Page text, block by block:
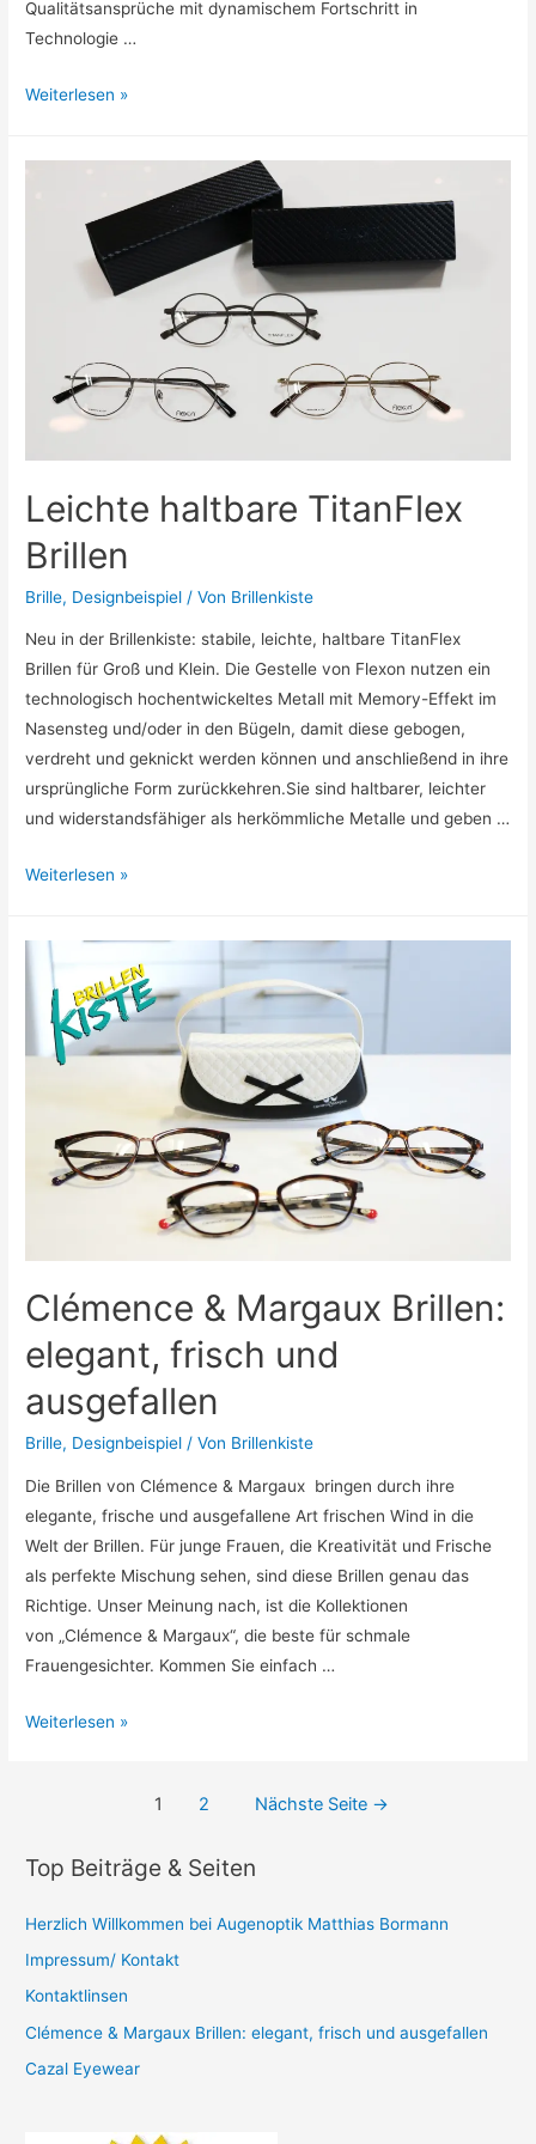
Qualitätsansprüche mit dynamischem Fortschritt in
Technologie …
neubau
Weiterlesen »
Leichte haltbare TitanFlex
Brillen
Brille, Designbeispiel / Von Brillenkiste
Neu in der Brillenkiste: stabile, leichte, haltbare TitanFlex
Brillen für Groß und Klein. Die Gestelle von Flexon nutzen ein
technologisch hochentwickeltes Metall mit Memory-Effekt im
Nasensteg und/oder in den Bügeln, damit diese gebogen,
verdreht und geknickt werden können und anschließend in ihre
ursprüngliche Form zurückkehren.Sie sind haltbarer, leichter
und widerstandsfähiger als herkömmliche Metalle und geben …
Leichte
Brillen
Weiterlesen »
Clémence & Margaux Brillen:
elegant, frisch und
ausgefallen
Brille, Designbeispiel / Von Brillenkiste
Die Brillen von Clémence & Margaux bringen durch ihre
elegante, frische und ausgefallene Art frischen Wind in die
Welt der Brillen. Für junge Frauen, die Kreativität und Frische
als perfekte Mischung sehen, sind diese Brillen genau das
Richtige. Unser Meinung nach, ist die Kollektionen
von „Clémence & Margaux“, die beste für schmale
Frauengesichter. Kommen Sie einfach …
Clémence
frisch
ausgefallen
Weiterlesen »
Beitragsnavigation
1 2 Nächste Seite →
Top Beiträge & Seiten
Herzlich Willkommen bei Augenoptik Matthias Bormann
Impressum/ Kontakt
Kontaktlinsen
Clémence & Margaux Brillen: elegant, frisch und ausgefallen
Cazal Eyewear